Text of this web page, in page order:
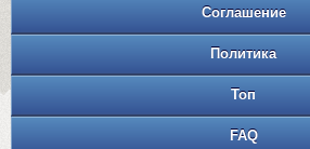
Соглашение
Политика
Топ
FAQ